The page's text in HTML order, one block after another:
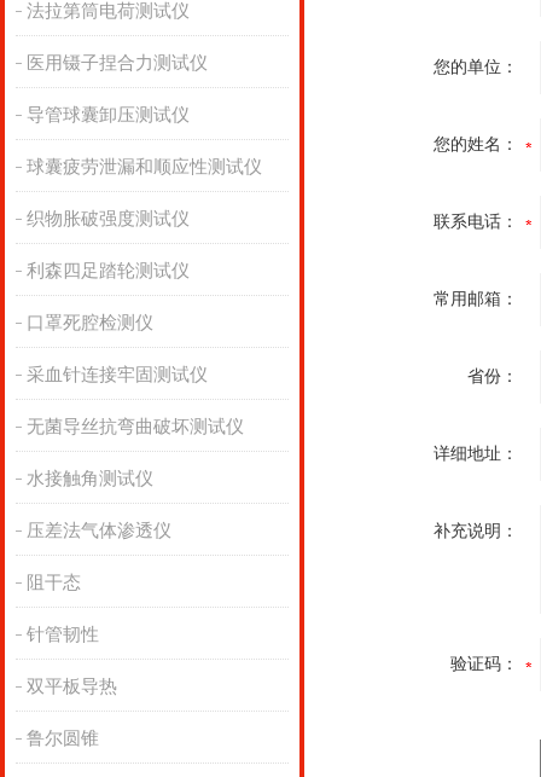
法拉第筒电荷测试仪
医用镊子捏合力测试仪
导管球囊卸压测试仪
球囊疲劳泄漏和顺应性测试仪
织物胀破强度测试仪
利森四足踏轮测试仪
口罩死腔检测仪
采血针连接牢固测试仪
无菌导丝抗弯曲破坏测试仪
水接触角测试仪
压差法气体渗透仪
阻干态
针管韧性
双平板导热
鲁尔圆锥
您的单位：
您的姓名：
联系电话：
常用邮箱：
省份：
详细地址：
补充说明：
验证码：